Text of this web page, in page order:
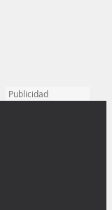
Publicidad